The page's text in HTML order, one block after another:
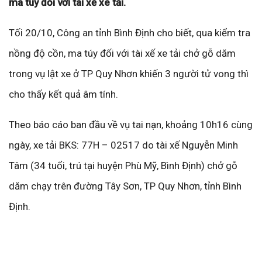
ma túy đối với tài xế xe tải.
Tối 20/10, Công an tỉnh Bình Định cho biết, qua kiểm tra
nồng độ cồn, ma túy đối với tài xế xe tải chở gỗ dăm
trong vụ lật xe ở TP Quy Nhơn khiến 3 người tử vong thì
cho thấy kết quả âm tính.
Theo báo cáo ban đầu về vụ tai nạn, khoảng 10h16 cùng
ngày, xe tải BKS: 77H – 02517 do tài xế Nguyễn Minh
Tâm (34 tuổi, trú tại huyện Phù Mỹ, Bình Định) chở gỗ
dăm chạy trên đường Tây Sơn, TP Quy Nhơn, tỉnh Bình
Định.